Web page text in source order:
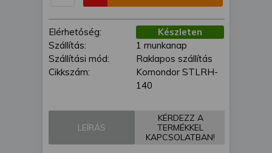
Elérhetőség:
Készleten
Szállítás:
1 munkanap
Szállítási mód:
Raklapos szállítás
Cikkszám:
Komondor STLRH-
140
LEÍRÁS
KÉRDEZZ A
TERMÉKKEL
KAPCSOLATBAN!
részletesebb információkhoz juthat, és
megváltoztathatja beállításait. Felhívjuk
figyelmét, hogy személyes adatainak
bizonyos kezeléséhez nem feltétlenül
szükséges az Ön hozzájárulása, de
jogában áll tiltakozni az ilyen jellegű
adatkezelés ellen. A beállításai csak erre
webhelyre visszatérve vagy az
adatvédelmi szabályzatunk segítségével
bármikor megváltoztathatja a